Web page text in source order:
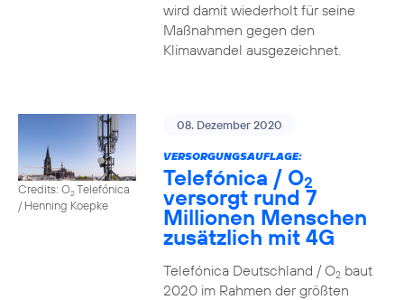
wird damit wiederholt für seine
Maßnahmen gegen den
Klimawandel ausgezeichnet.
Credits: O2Telefónica
/ Henning Koepke
08. Dezember 2020
VERSORGUNGSAUFLAGE:
Telefónica / O2
versorgt rund 7
Millionen Menschen
zusätzlich mit 4G
Telefónica Deutschland / O2baut
2020 im Rahmen der größten